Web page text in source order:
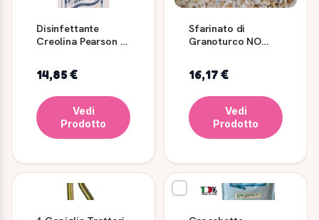
Disinfettante
Creolina Pearson 1
14,85 €
Vedi
Prodotto
Sfarinato di
Granoturco NO
16,17 €
Vedi
Prodotto